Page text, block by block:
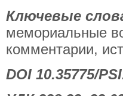
Ключевые
мемориальные
комментарии,
DOI 10.35775/